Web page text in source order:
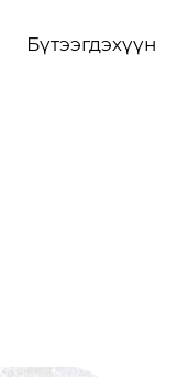
Бүтээгдэхүүн